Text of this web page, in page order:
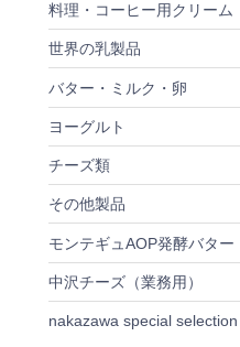
料理・コーヒー用クリーム
世界の乳製品
バター・ミルク・卵
ヨーグルト
チーズ類
その他製品
モンテギュAOP発酵バター
中沢チーズ（業務用）
nakazawa special selection